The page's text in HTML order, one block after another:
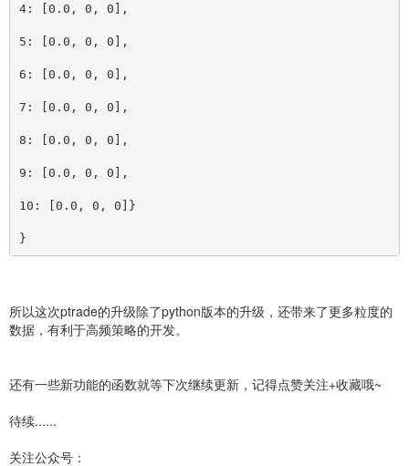
4: [0.0, 0, 0],
5: [0.0, 0, 0],
6: [0.0, 0, 0],
7: [0.0, 0, 0],
8: [0.0, 0, 0],
9: [0.0, 0, 0],
10: [0.0, 0, 0]}
}
所以这次ptrade的升级除了python版本的升级，还带来了更多粒度的
数据，有利于高频策略的开发。
还有一些新功能的函数就等下次继续更新，记得点赞关注+收藏哦~
待续......
关注公众号：